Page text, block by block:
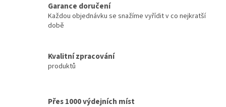
Garance doručení
Každou objednávku se snažíme vyřídit v co nejkratší
době
Kvalitní zpracování
produktů
Přes 1000 výdejních míst